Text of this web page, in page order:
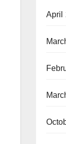
April